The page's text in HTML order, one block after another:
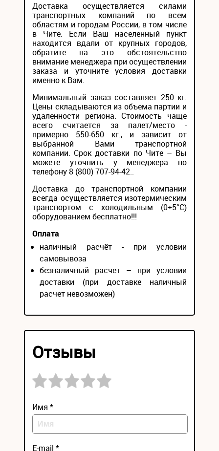
Доставка осуществляется силами
транспортных компаний по всем
областям и городам России, в том числе
в Чите. Если Ваш населенный пункт
находится вдали от крупных городов,
обратите на это обстоятельство
внимание менеджера при осуществлении
заказа и уточните условия доставки
именно к Вам.
Минимальный заказ составляет 250 кг.
Цены складываются из объема партии и
удаленности региона. Стоимость чаще
всего считается за палет/место -
примерно 550-650 кг., и зависит от
выбранной Вами транспортной
компании. Срок доставки по Чите – Вы
можете уточнить у менеджера по
телефону 8 (800) 707-94-42..
Доставка до транспортной компании
всегда осуществляется изотермическим
транспортом с холодильным (0+5°С)
оборудованием бесплатно!!!
Оплата
наличный расчёт - при условии
самовывоза
безналичный расчёт – при условии
доставки (при доставке наличный
расчет невозможен)
Отзывы
Имя *
E-mail *